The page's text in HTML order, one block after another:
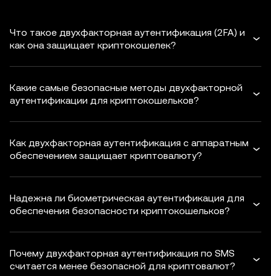
Что такое двухфакторная аутентификация (2FA) и
как она защищает криптокошелек?
Какие самые безопасные методы двухфакторной
аутентификации для криптокошельков?
Как двухфакторная аутентификация с аппаратным
обеспечением защищает криптовалюту?
Надежна ли биометрическая аутентификация для
обеспечения безопасности криптокошельков?
Почему двухфакторная аутентификация по SMS
считается менее безопасной для криптовалют?